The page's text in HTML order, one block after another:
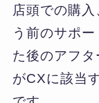
店頭での購
う前のサポ
た後のアフ
がCXに該当